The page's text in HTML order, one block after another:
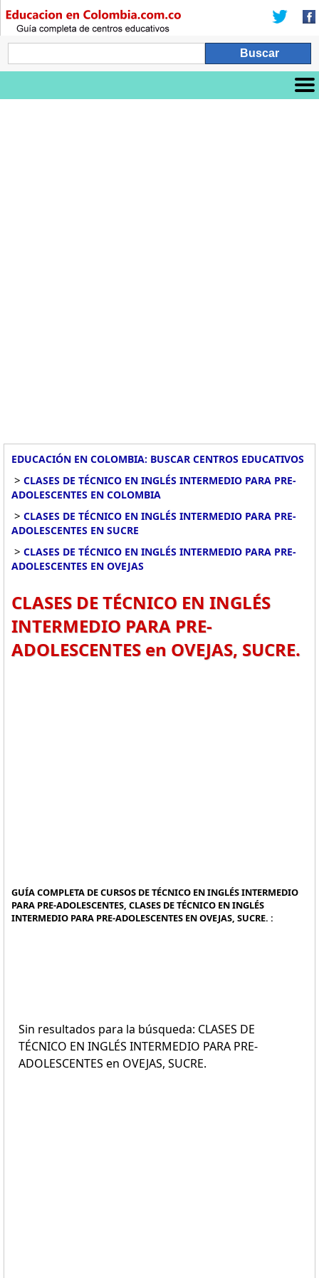
EDUCACIÓN EN COLOMBIA: BUSCAR CENTROS EDUCATIVOS
> CLASES DE TÉCNICO EN INGLÉS INTERMEDIO PARA PRE-
ADOLESCENTES EN COLOMBIA
> CLASES DE TÉCNICO EN INGLÉS INTERMEDIO PARA PRE-
ADOLESCENTES EN SUCRE
> CLASES DE TÉCNICO EN INGLÉS INTERMEDIO PARA PRE-
ADOLESCENTES EN OVEJAS
CLASES DE TÉCNICO EN INGLÉS
INTERMEDIO PARA PRE-
ADOLESCENTES en OVEJAS, SUCRE.
GUÍA COMPLETA DE CURSOS DE TÉCNICO EN INGLÉS INTERMEDIO
PARA PRE-ADOLESCENTES, CLASES DE TÉCNICO EN INGLÉS
INTERMEDIO PARA PRE-ADOLESCENTES EN OVEJAS, SUCRE. :
Sin resultados para la búsqueda: CLASES DE
TÉCNICO EN INGLÉS INTERMEDIO PARA PRE-
ADOLESCENTES en OVEJAS, SUCRE.